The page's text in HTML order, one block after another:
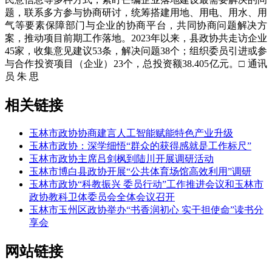
题，联系多方参与协商研讨，统筹搭建用地、用电、用水、用
气等要素保障部门与企业的协商平台，共同协商问题解决方
案，推动项目前期工作落地。2023年以来，县政协共走访企业
45家，收集意见建议53条，解决问题38个；组织委员引进或参
与合作投资项目（企业）23个，总投资额38.405亿元。□ 通讯
员 朱 思
相关链接
玉林市政协协商建言人工智能赋能特色产业升级
玉林市政协：深学细悟“群众的获得感就是工作标尺”
玉林市政协主席吕剑枫到陆川开展调研活动
玉林市博白县政协开展“公共体育场馆高效利用”调研
玉林市政协“科教振兴 委员行动”工作推进会议和玉林市
政协教科卫体委员会全体会议召开
玉林市玉州区政协举办“书香润初心 实干担使命”读书分
享会
网站链接